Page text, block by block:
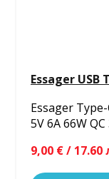
Essager USB
Essager
5V 6A 66W QC
9,00 € / 17.60